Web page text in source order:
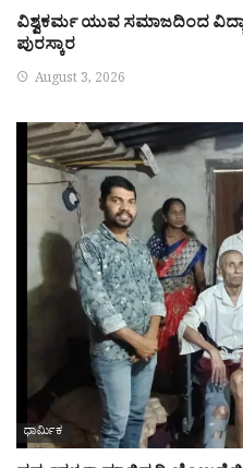
ವಿಶ್ವಕರ್ಮ ಯುವ ಸಮಾಜದಿಂದ
ಪುರಸ್ಕಾರ
August 3, 2026
ಧಾರ್ಮಿಕ